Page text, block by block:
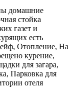
домашние
стойка
газет и
есть
Отопление, На
курение,
для загара,
Парковка для
отеля